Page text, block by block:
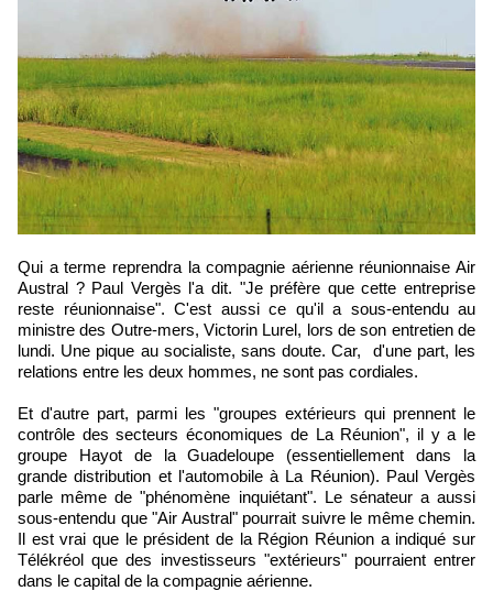
Qui a terme reprendra la compagnie aérienne réunionnaise Air
Austral ? Paul Vergès l'a dit. "Je préfère que cette entreprise
reste réunionnaise". C'est aussi ce qu'il a sous-entendu au
ministre des Outre-mers, Victorin Lurel, lors de son entretien de
lundi. Une pique au socialiste, sans doute. Car, d'une part, les
relations entre les deux hommes, ne sont pas cordiales.
Et d'autre part, parmi les "groupes extérieurs qui prennent le
contrôle des secteurs économiques de La Réunion", il y a le
groupe Hayot de la Guadeloupe (essentiellement dans la
grande distribution et l'automobile à La Réunion). Paul Vergès
parle même de "phénomène inquiétant". Le sénateur a aussi
sous-entendu que "Air Austral" pourrait suivre le même chemin.
Il est vrai que le président de la Région Réunion a indiqué sur
Télékréol que des investisseurs "extérieurs" pourraient entrer
dans le capital de la compagnie aérienne.